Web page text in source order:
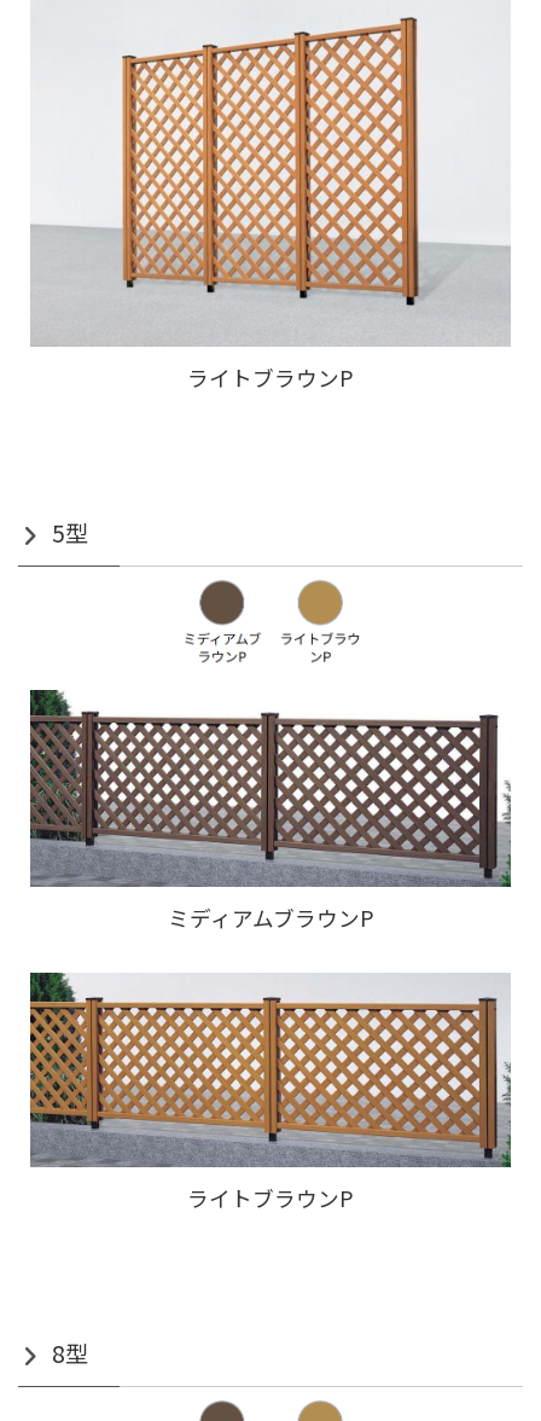
ライトブラウンP
5型
ミディアムブラウンP
ライトブラウンP
8型